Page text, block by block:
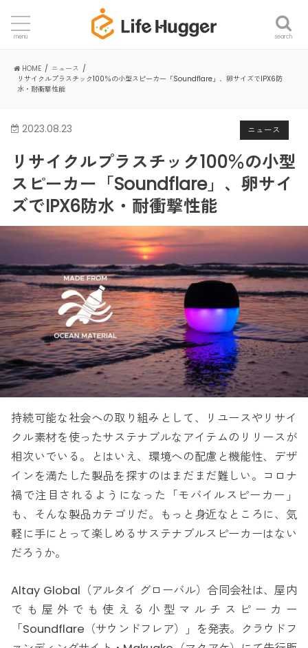
search
menu
HOME
ニュース
リサイクルプラスチック100％の小型スピーカー「Soundflare」、卵サイズでIPX6防
水・耐衝撃性能
ニュース
2023.08.23
リサイクルプラスチック100％の小型
スピーカー「Soundflare」、卵サイ
ズでIPX6防水・耐衝撃性能
持続可能な社会への取り組みとして、リユースやリサイ
クル素材を使ったサステナブルなアイテムのリリースが
相次いでいる。とはいえ、環境への配慮と機能性、デザ
インを満たした製品を探すのはまだまだ難しい。コロナ
禍で注目されるようになった「モバイルスピーカー」
も、そんな製品カテゴリだ。もっと身近なところに、気
軽に手にとって楽しめるサステナブルスピーカーはない
だろうか。
Altay Global（アルタイ グローバル）合同会社は、屋内
でも屋外でも使える小型マルチスピーカー
「Soundflare（サウンドフレア）」を発表。クラウドフ